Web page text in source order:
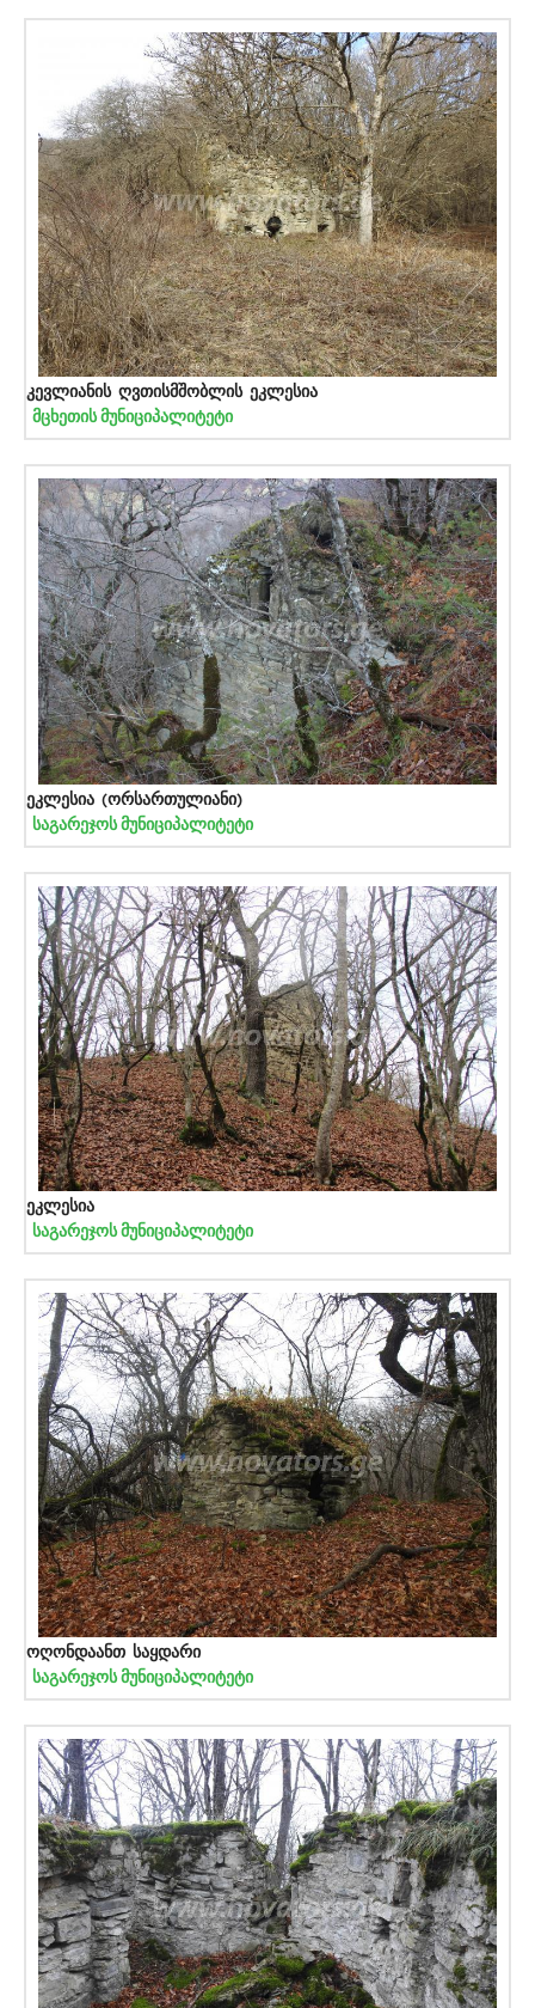
კევლიანის ღვთისმშობლის ეკლესია
მცხეთის მუნიციპალიტეტი
ეკლესია (ორსართულიანი)
საგარეჯოს მუნიციპალიტეტი
ეკლესია
საგარეჯოს მუნიციპალიტეტი
ოღონდაანთ საყდარი
საგარეჯოს მუნიციპალიტეტი